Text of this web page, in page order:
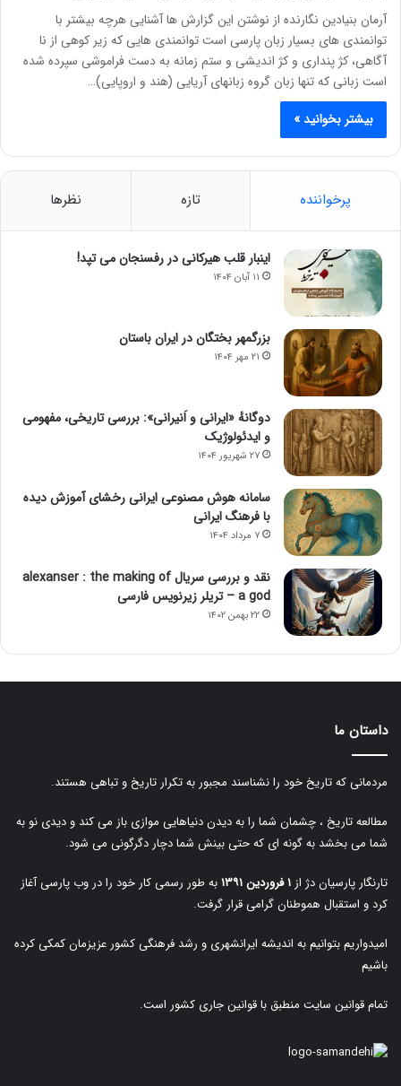
آرمان بنیادین نگارنده از نوشتن این گزارش ها آشنایی هرچه بیشتر با
توانمندی های بسیار زبان پارسی است توانمندی هایی که زیر کوهی از نا
آگاهی، کژ پنداری و کژ اندیشی و ستم زمانه به دست فراموشی سپرده شده
است زبانی که تنها زبان گروه زبانهای آریایی (هند و اروپایی)…
بیشتر بخوانید »
پرخواننده تازه نظرها
اینبار قلب هیرکانی در رفسنجان می تپد!
۱۱ آبان ۱۴۰۴
بزرگمهر بختگان در ایران باستان
۲۱ مهر ۱۴۰۴
دوگانهٔ «ایرانی و اَنیرانی»: بررسی تاریخی، مفهومی
و ایدئولوژیک
۲۷ شهریور ۱۴۰۴
سامانه هوش مصنوعی ایرانی رخشای آموزش دیده
با فرهنگ ایرانی
۷ مرداد ۱۴۰۴
نقد و بررسی سریال alexanser : the making of
a god – تریلر زیرنویس فارسی
۲۲ بهمن ۱۴۰۲
داستان ما
مردمانی که تاریخ خود را نشناسند مجبور به تکرار تاریخ و تباهی هستند.
مطالعه تاریخ ، چشمان شما را به دیدن دنیاهایی موازی باز می کند و دیدی نو به
شما می بخشد به گونه ای که حتی بینش شما دچار دگرگونی می شود.
تارنگار پارسیان دژ از ۱ فروردین ۱۳۹۱
به طور رسمی کار خود را در وب پارسی آغاز
کرد و استقبال هموطنان گرامی قرار گرفت.
امیدواریم بتوانیم به اندیشه ایرانشهری و رشد فرهنگی کشور عزیزمان کمکی کرده
باشیم
تمام قوانین سایت منطبق با قوانین جاری کشور است.